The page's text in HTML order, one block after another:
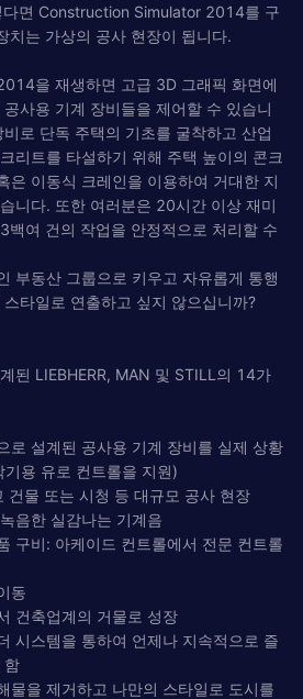
다면 Construction Simulator 2014를 구
치는 가상의 공사 현장이 됩니다.
을 재생하면 고급 3D 그래픽 화면에
사용 기계 장비들을 제어할 수 있습니
로 단독 주택의 기초를 굴착하고 산업
리트를 타설하기 위해 주택 높이의 콘크
은 이동식 크레인을 이용하여 거대한 지
니다. 또한 여러분은 20시간 이상 재미
백여 건의 작업을 안정적으로 처리할 수
부동산 그룹으로 키우고 자유롭게 통행
타일로 연출하고 싶지 않으십니까?
된 LIEBHERR, MAN 및 STILL의 14가
로 설계된 공사용 기계 장비를 실제 상황
용 유로 컨트롤을 지원)
건물 또는 시청 등 대규모 공사 현장
음한 실감나는 기계음
구비: 아케이드 컨트롤에서 전문 컨트롤
동
건축업계의 거물로 성장
시스템을 통하여 언제나 지속적으로 즐
함
물을 제거하고 나만의 스타일로 도시를